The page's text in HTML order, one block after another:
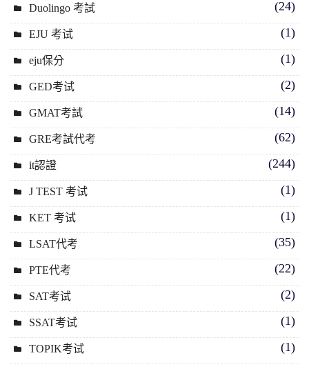
Duolingo 考試 (24)
EJU 考试 (1)
eju保分 (1)
GED考试 (2)
GMAT考試 (14)
GRE考試代考 (62)
it認證 (244)
J TEST 考试 (1)
KET 考试 (1)
LSAT代考 (35)
PTE代考 (22)
SAT考试 (2)
SSAT考试 (1)
TOPIK考试 (1)